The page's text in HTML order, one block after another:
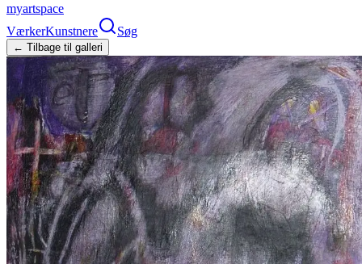
myartspace
VærkerKunstnere Søg
← Tilbage til galleri